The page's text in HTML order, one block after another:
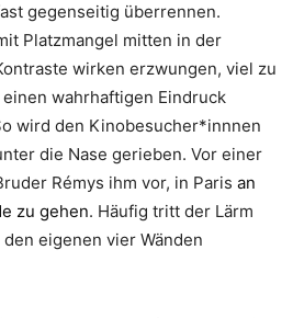
gegenseitig überrennen.
Platzmangel mitten in der
wirken erzwungen, viel zu
wahrhaftigen Eindruck
wird den Kinobesucher*innnen
die Nase gerieben. Vor einer
Rémys ihm vor, in Paris an
zu gehen. Häufig tritt der Lärm
eigenen vier Wänden